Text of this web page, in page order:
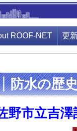
ROOF-NET 更
防水の歴
野市立吉